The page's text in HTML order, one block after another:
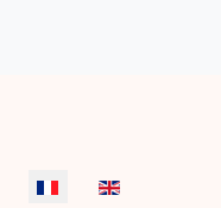
Sélectionnez votre langue